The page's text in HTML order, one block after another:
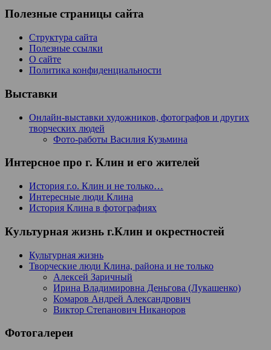
Полезные страницы сайта
Структура сайта
Полезные ссылки
О сайте
Политика конфиденциальности
Выставки
Онлайн-выставки художников, фотографов и других
творческих людей
Фото-работы Василия Кузьмина
Интерсное про г. Клин и его жителей
История г.о. Клин и не только…
Интересные люди Клина
История Клина в фотографиях
Культурная жизнь г.Клин и окрестностей
Культурная жизнь
Творческие люди Клина, района и не только
Алексей Заричный
Ирина Владимировна Деньгова (Лукашенко)
Комаров Андрей Александрович
Виктор Степанович Никаноров
Фотогалереи